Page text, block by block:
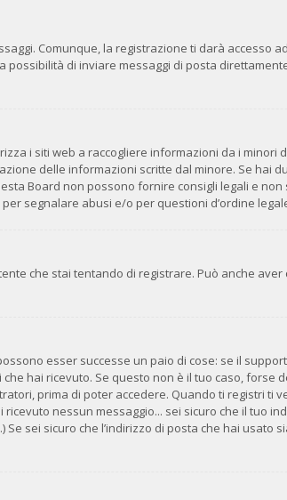
Comunque, la registrazione ti darà accesso
di inviare messaggi di posta
i siti web a raccogliere informazioni da i minori
delle informazioni scritte dal minore. Se hai
Board non possono fornire consigli legali e
segnalare abusi e/o per questioni d’ordine
che stai tentando di registrare. Può anche
esser successe un paio di cose: se il
hai ricevuto. Se questo non è il tuo caso, forse
prima di poter accedere. Quando ti registri ti
nessun messaggio... sei sicuro che il tuo
sei sicuro che l’indirizzo di posta che hai usato